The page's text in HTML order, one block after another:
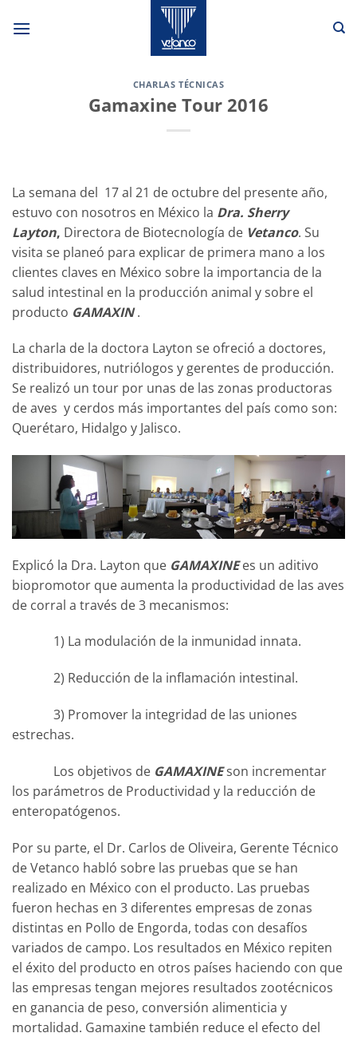
CHARLAS TÉCNICAS
Gamaxine Tour 2016
La semana del 17 al 21 de octubre del presente año,
estuvo con nosotros en México la Dra. Sherry
Layton, Directora de Biotecnología de Vetanco. Su
visita se planeó para explicar de primera mano a los
clientes claves en México sobre la importancia de la
salud intestinal en la producción animal y sobre el
producto GAMAXIN .
La charla de la doctora Layton se ofreció a doctores,
distribuidores, nutriólogos y gerentes de producción.
Se realizó un tour por unas de las zonas productoras
de aves y cerdos más importantes del país como son:
Querétaro, Hidalgo y Jalisco.
Explicó la Dra. Layton que GAMAXINEes un aditivo
biopromotor que aumenta la productividad de las aves
de corral a través de 3 mecanismos:
1) La modulación de la inmunidad innata.
2) Reducción de la inflamación intestinal.
3) Promover la integridad de las uniones
estrechas.
Los objetivos de GAMAXINEson incrementar
los parámetros de Productividad y la reducción de
enteropatógenos.
Por su parte, el Dr. Carlos de Oliveira, Gerente Técnico
de Vetanco habló sobre las pruebas que se han
realizado en México con el producto. Las pruebas
fueron hechas en 3 diferentes empresas de zonas
distintas en Pollo de Engorda, todas con desafíos
variados de campo. Los resultados en México repiten
el éxito del producto en otros países haciendo con que
las empresas tengan mejores resultados zootécnicos
en ganancia de peso, conversión alimenticia y
mortalidad. Gamaxine también reduce el efecto del